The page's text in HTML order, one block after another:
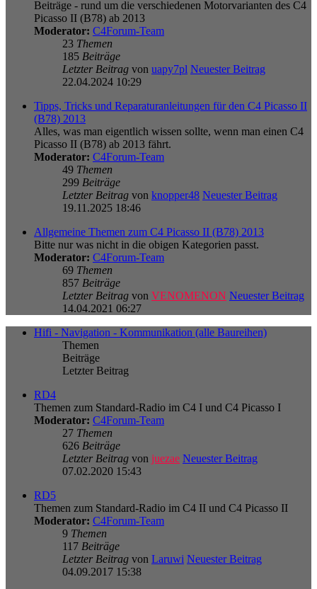
Beiträge - rund um die verschiedenen Motorvarianten des C4
Picasso II (B78) ab 2013
Moderator: C4Forum-Team
23 Themen
185 Beiträge
Letzter Beitrag von uapy7pl Neuester Beitrag
22.04.2024 10:29
Tipps, Tricks und Reparaturanleitungen für den C4 Picasso II
(B78) 2013
Alles, was man eigentlich wissen sollte, wenn man einen C4
Picasso II (B78) ab 2013 fährt.
Moderator: C4Forum-Team
49 Themen
299 Beiträge
Letzter Beitrag von knopper48 Neuester Beitrag
19.11.2025 18:46
Allgemeine Themen zum C4 Picasso II (B78) 2013
Bitte nur was nicht in die obigen Kategorien passt.
Moderator: C4Forum-Team
69 Themen
857 Beiträge
Letzter Beitrag von VENOMENON Neuester Beitrag
14.04.2021 06:27
Hifi - Navigation - Kommunikation (alle Baureihen)
Themen
Beiträge
Letzter Beitrag
RD4
Themen zum Standard-Radio im C4 I und C4 Picasso I
Moderator: C4Forum-Team
27 Themen
626 Beiträge
Letzter Beitrag von juezae Neuester Beitrag
07.02.2020 15:43
RD5
Themen zum Standard-Radio im C4 II und C4 Picasso II
Moderator: C4Forum-Team
9 Themen
117 Beiträge
Letzter Beitrag von Laruwi Neuester Beitrag
04.09.2017 15:38